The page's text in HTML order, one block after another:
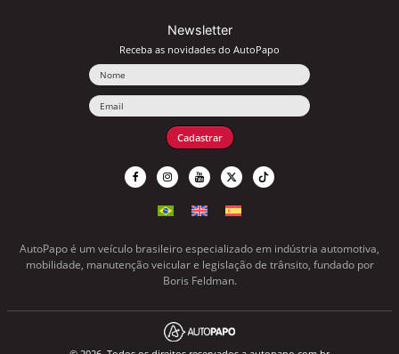
Newsletter
Receba as novidades do AutoPapo
Cadastrar
AutoPapo é um veículo brasileiro especializado em indústria automotiva,
mobilidade, manutenção veicular e legislação de trânsito, fundado por
Boris Feldman.